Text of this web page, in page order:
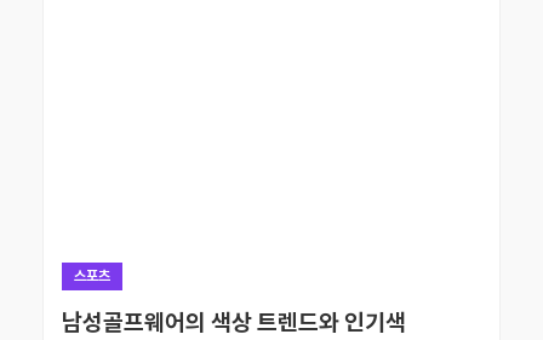
스포츠
남성골프웨어의 색상 트렌드와 인기색